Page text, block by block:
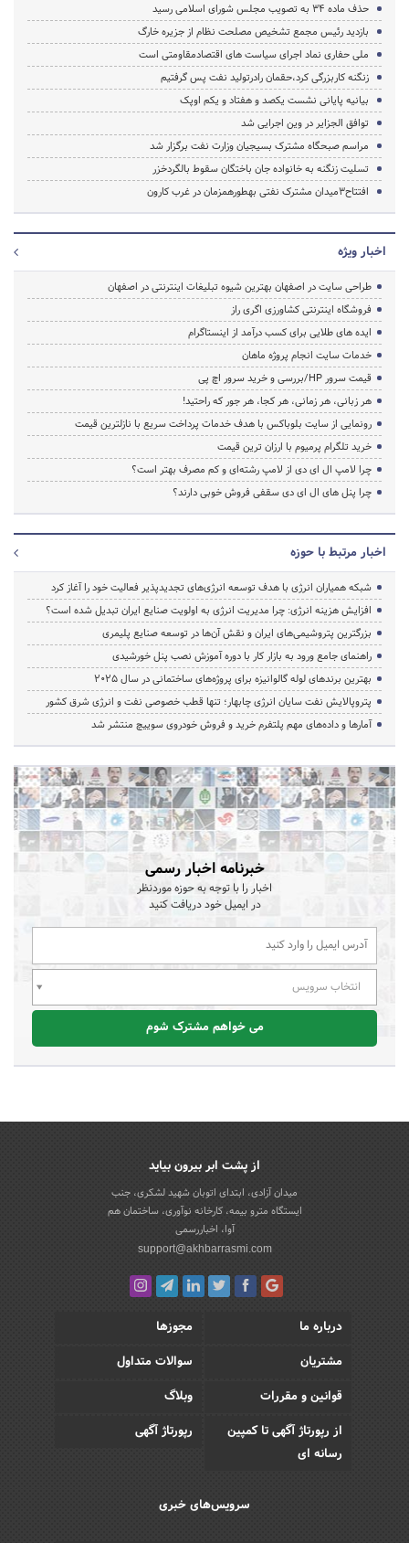
حذف ماده 34 به تصویب مجلس شورای اسلامی رسید
بازدید رئیس مجمع تشخیص مصلحت نظام از جزیره خارگ
ملی حفاری نماد اجرای سیاست های اقتصادمقاومتی است
زنگنه کاربزرگی کرد،حق‎مان رادرتولید نفت پس گرفتیم
بیانیه پایانی نشست یکصد و هفتاد و یکم اوپک
توافق الجزایر در وین اجرایی شد
مراسم صبحگاه مشترک بسیجیان وزارت نفت برگزار شد
تسلیت زنگنه به خانواده جان باختگان سقوط بالگردخزر
افتتاح3میدان مشترک نفتی به‎طورهمزمان در غرب کارون
اخبار ویژه
طراحی سایت در اصفهان بهترین شیوه تبلیغات اینترنتی در اصفهان
فروشگاه اینترنتی کشاورزی اگری راز
ایده های طلایی برای کسب درآمد از اینستاگرام
خدمات سایت انجام پروژه ماهان
قیمت سرور HP/بررسی و خرید سرور اچ پی
هر زبانی، هر زمانی، هر کجا، هر جور که راحتید!
رونمایی از سایت بلوباکس با هدف خدمات پرداخت سریع با نازلترین قیمت
خرید تلگرام پرمیوم با ارزان ترین قیمت
چرا لامپ ال ای دی از لامپ رشته‌ای و کم مصرف بهتر است؟
چرا پنل های ال ای دی سقفی فروش خوبی دارند؟
اخبار مرتبط با حوزه
شبکه همیاران انرژی با هدف توسعه انرژی‌های تجدیدپذیر فعالیت خود را آغاز کرد
افزایش هزینه انرژی: چرا مدیریت انرژی به اولویت صنایع ایران تبدیل شده است؟
بزرگترین پتروشیمی‌های ایران و نقش آن‌ها در توسعه صنایع پلیمری
راهنمای جامع ورود به بازار کار با دوره آموزش نصب پنل خورشیدی
بهترین برندهای لوله گالوانیزه برای پروژه‌های ساختمانی در سال ۲۰۲۵
پتروپالایش نفت سایان انرژی چابهار؛ تنها قطب خصوصی نفت و انرژی شرق کشور
آمارها و داده‌های مهم پلتفرم خرید و فروش خودروی سوییچ منتشر شد
خبرنامه اخبار رسمی
اخبار را با توجه به حوزه موردنظر
در ایمیل خود دریافت کنید
انتخاب سرویس
می خواهم مشترک شوم
از پشت ابر بیرون بیاید
میدان آزادی، ابتدای اتوبان شهید لشکری، جنب
ایستگاه مترو بیمه، کارخانه نوآوری، ساختمان هم
آوا، اخباررسمی
support@akhbarrasmi.com
درباره ما
مجوزها
مشتریان
سوالات متداول
قوانین و مقررات
وبلاگ
از رپورتاژ آگهی تا کمپین
رسانه ای
رپورتاژ آگهی
سرویس‌های خبری